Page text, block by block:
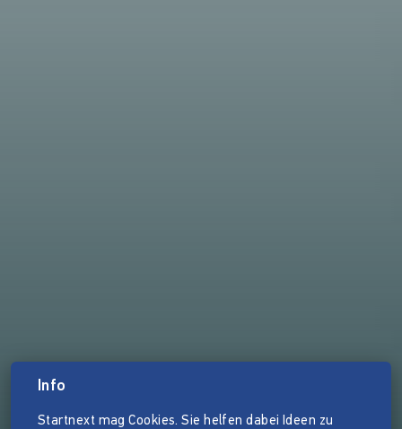
Info
Startnext mag Cookies. Sie helfen dabei Ideen zu